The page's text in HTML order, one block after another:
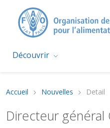
Découvrir
Accueil Nouvelles Detail
Directeur général